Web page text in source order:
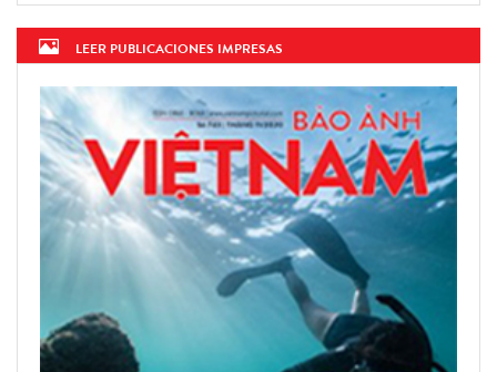
LEER PUBLICACIONES IMPRESAS